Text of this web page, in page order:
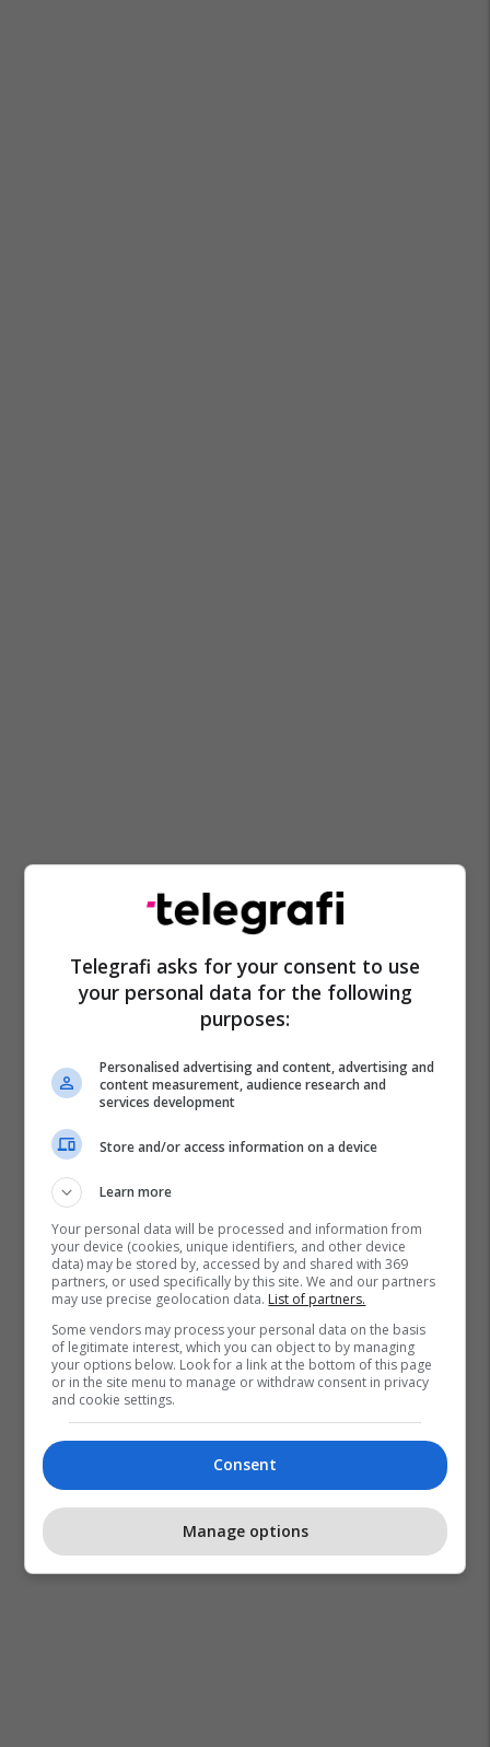
Dashmir Idrizi Gazetaria Shaqir Foniqi
Telegrafi asks for your consent to use
your personal data for the following
purposes:
Personalised advertising and content, advertising and
content measurement, audience research and
services development
Store and/or access information on a device
Learn more
Your personal data will be processed and information from
your device (cookies, unique identifiers, and other device
data) may be stored by, accessed by and shared with 369
partners, or used specifically by this site. We and our partners
may use precise geolocation data. List of partners.
Some vendors may process your personal data on the basis
of legitimate interest, which you can object to by managing
your options below. Look for a link at the bottom of this page
or in the site menu to manage or withdraw consent in privacy
and cookie settings.
Consent
Manage options